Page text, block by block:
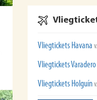
Vliegtickets Havana
Vliegtickets Varadero
Vliegtickets Holguín